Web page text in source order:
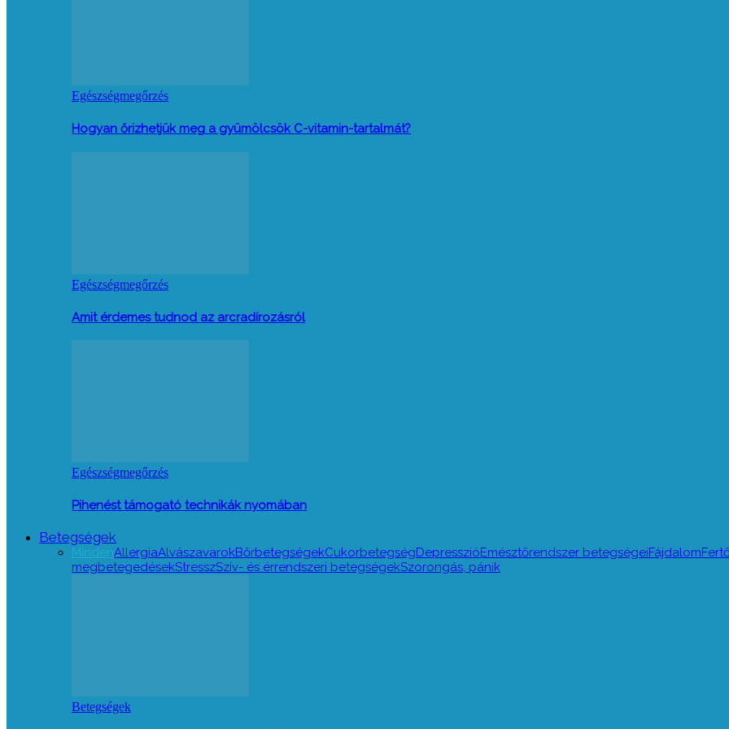
Egészségmegőrzés
Hogyan őrizhetjük meg a gyümölcsök C-vitamin-tartalmát?
Egészségmegőrzés
Amit érdemes tudnod az arcradírozásról
Egészségmegőrzés
Pihenést támogató technikák nyomában
Betegségek
MindenAllergiaAlvászavarokBőrbetegségekCukorbetegségDepresszióEmésztőrendszer betegségeiFájdalom
megbetegedésekStresszSzív- és érrendszeri betegségekSzorongás, pánik
Betegségek